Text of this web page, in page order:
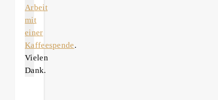
Arbeit
mit
einer
Kaffeespende.
Vielen
Dank.